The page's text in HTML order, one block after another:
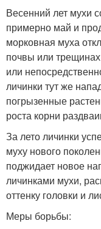
Весенний лет мухи
примерно май и
морковная муха
почвы или
или
личинки тут же
погрызенные
роста корни
За лето личинки
муху нового
поджидает новое
личинками мухи,
оттенку головки и
Меры борьбы: